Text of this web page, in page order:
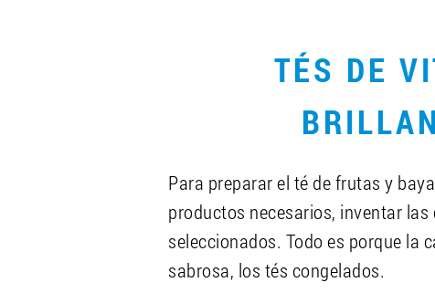
TÉS DE
Para preparar el té de frutas y
productos necesarios, inventar
seleccionados. Todo es porque la
sabrosa, los tés congelados.